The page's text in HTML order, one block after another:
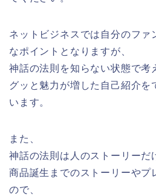
ネットビジネスでは自分のファ
なポイントとなりますが、
神話の法則を知らない状態で考
グッと魅力が増した自己紹介を
います。
また、
神話の法則は人のストーリーだ
商品誕生までのストーリーやプ
ので、